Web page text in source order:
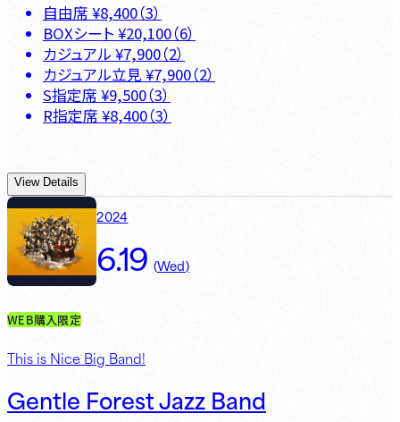
自由席 ¥8,400（3）
BOXシート ¥20,100（6）
カジュアル ¥7,900（2）
カジュアル立見 ¥7,900（2）
S指定席 ¥9,500（3）
R指定席 ¥8,400（3）
View Details
2024
6.19 (Wed)
WEB購入限定
This is Nice Big Band!
Gentle Forest Jazz Band